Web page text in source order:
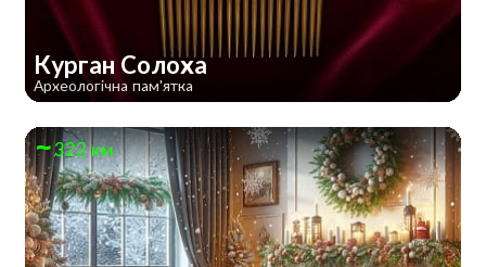
Курган Солоха
Археологічна пам'ятка
322 км